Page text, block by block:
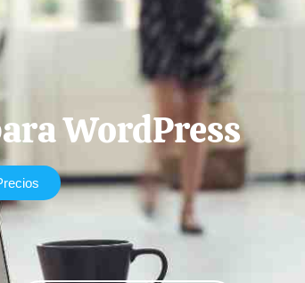
WordPress